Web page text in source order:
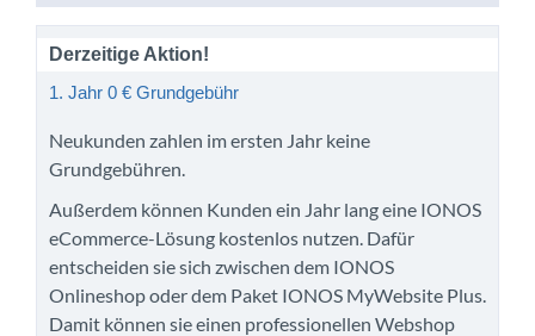
Derzeitige Aktion!
1. Jahr 0 € Grundgebühr
Neukunden zahlen im ersten Jahr keine
Grundgebühren.
Außerdem können Kunden ein Jahr lang eine IONOS
eCommerce-Lösung kostenlos nutzen. Dafür
entscheiden sie sich zwischen dem IONOS
Onlineshop oder dem Paket IONOS MyWebsite Plus.
Damit können sie einen professionellen Webshop